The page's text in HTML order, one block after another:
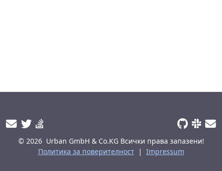
© 2026 Urban GmbH & Co.KG Всички права запазени!
Политика за поверителност
| Impressum